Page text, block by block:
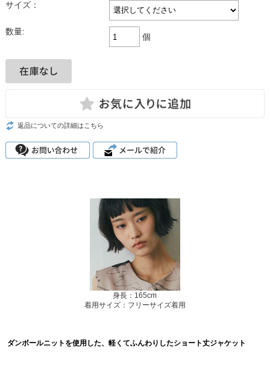
サイズ：
数量:
個
返品についての詳細はこちら
身長：165cm
着用サイズ：フリーサイズ着用
ダンボールニットを使用した、軽くてふんわりしたショート丈ジャケット